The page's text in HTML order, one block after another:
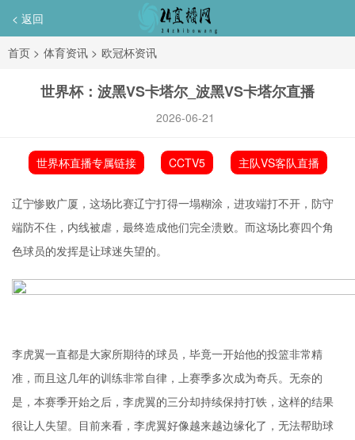
< 返回
首页 > 体育资讯 > 欧冠杯资讯
世界杯：波黑VS卡塔尔_波黑VS卡塔尔直播
2026-06-21
世界杯直播专属链接 CCTV5 主队VS客队直播
辽宁惨败广厦，这场比赛辽宁打得一塌糊涂，进攻端打不开，防守
端防不住，内线被虐，最终造成他们完全溃败。而这场比赛四个角
色球员的发挥是让球迷失望的。
李虎翼一直都是大家所期待的球员，毕竟一开始他的投篮非常精
准，而且这几年的训练非常自律，上赛季多次成为奇兵。无奈的
是，本赛季开始之后，李虎翼的三分却持续保持打铁，这样的结果
很让人失望。目前来看，李虎翼好像越来越边缘化了，无法帮助球